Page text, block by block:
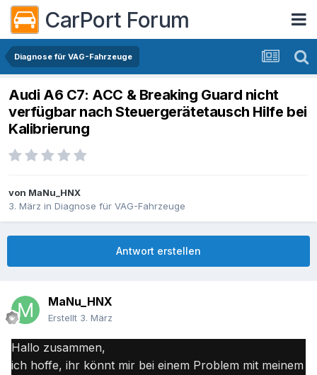
CarPort Forum
Diagnose für VAG-Fahrzeuge
Audi A6 C7: ACC & Breaking Guard nicht
verfügbar nach Steuergerätetausch Hilfe bei
Kalibrierung
von MaNu_HNX
3. März in Diagnose für VAG-Fahrzeuge
Antwort erstellen
MaNu_HNX
Erstellt 3. März
Hallo zusammen,
ich hoffe, ihr könnt mir bei einem Problem mit meinem